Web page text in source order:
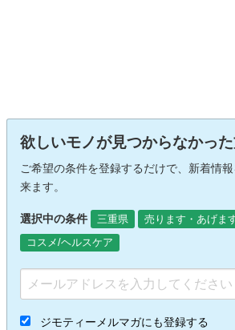
欲しいモノが見つからなかっ
ご希望の条件を登録するだけで、新着情
来ます。
選択中の条件 三重県
売ります・あげま
コスメ/ヘルスケア
ジモティーメルマガにも登録する